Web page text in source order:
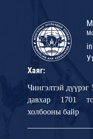
Хаяг:
Чингэлтэй
давхар 1701
холбооны байр